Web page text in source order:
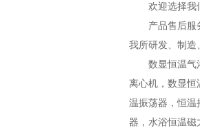
欢迎选择我
产品售后服
我所研发、制造
数显恒温气
离心机，数显恒
温振荡器，恒温
器，水浴恒温磁